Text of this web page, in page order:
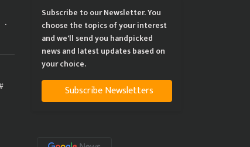
Subscribe to our Newsletter. You
choose the topics of your interest
and we'll send you handpicked
news and latest updates based on
your choice.
Subscribe Newsletters